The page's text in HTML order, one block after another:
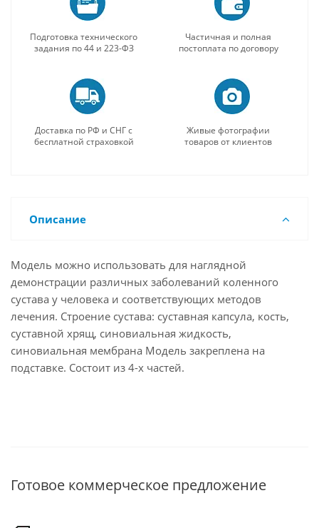
Подготовка технического
задания по 44 и 223-ФЗ
Частичная и полная
постоплата по договору
Доставка по РФ и СНГ с
бесплатной страховкой
Живые фотографии
товаров от клиентов
Описание
Модель можно использовать для наглядной
демонстрации различных заболеваний коленного
сустава у человека и соответствующих методов
лечения. Строение сустава: суставная капсула, кость,
суставной хрящ, синовиальная жидкость,
синовиальная мембрана Модель закреплена на
подставке. Cостоит из 4-х частей.
Готовое коммерческое предложение